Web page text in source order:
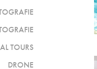
TOURS
DRONE